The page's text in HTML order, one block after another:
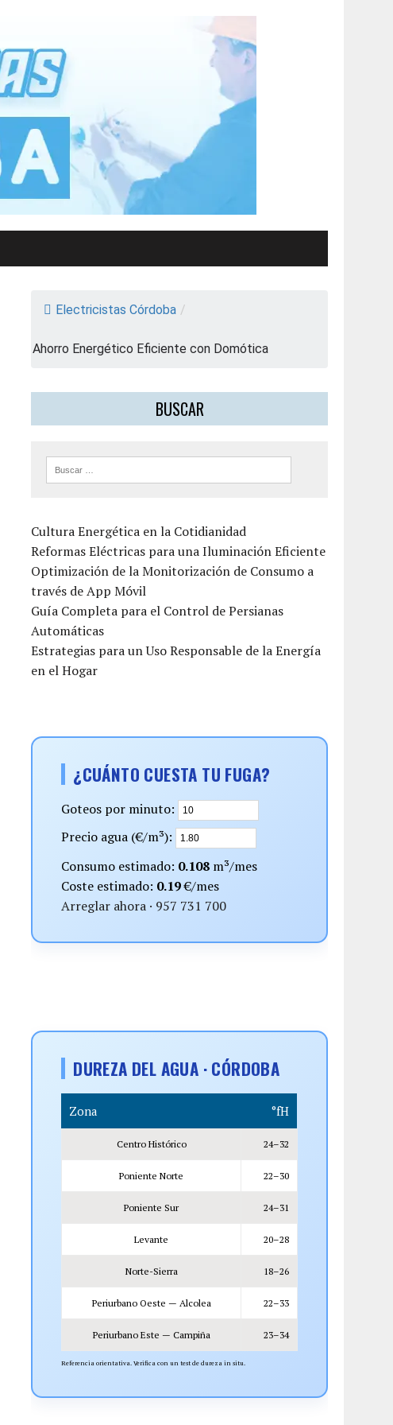
Electricistas Córdoba /
Ahorro Energético Eficiente con Domótica
BUSCAR
Cultura Energética en la Cotidianidad
Reformas Eléctricas para una Iluminación Eficiente
Optimización de la Monitorización de Consumo a
través de App Móvil
Guía Completa para el Control de Persianas
Automáticas
Estrategias para un Uso Responsable de la Energía
en el Hogar
¿CUÁNTO CUESTA TU FUGA?
Goteos por minuto:
Precio agua (€/m³):
Consumo estimado: 0.108 m³/mes
Coste estimado: 0.19€/mes
Arreglar ahora · 957 731 700
DUREZA DEL AGUA · CÓRDOBA
Zona °fH
Centro Histórico 24–32
Poniente Norte 22–30
Poniente Sur 24–31
Levante 20–28
Norte-Sierra 18–26
Periurbano Oeste — Alcolea 22–33
Periurbano Este — Campiña 23–34
Referencia orientativa. Verifica con un test de dureza in situ.